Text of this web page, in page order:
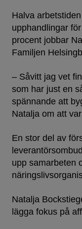
Halva
upphandlingar
procent jobbar
Familjen
– Såvitt jag vet
som har just en
spännande att
Natalja om att
En stor del av
upp samarbeten
Natalja
lägga fokus på